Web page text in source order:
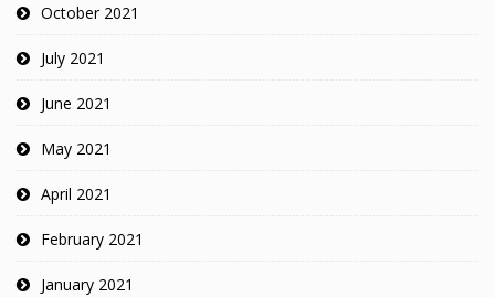
October 2021
July 2021
June 2021
May 2021
April 2021
February 2021
January 2021